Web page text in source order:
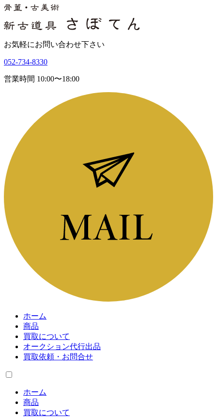
お気軽にお問い合わせ下さい
052-734-8330
営業時間 10:00〜18:00
ホーム
商品
買取について
オークション代行出品
買取依頼・お問合せ
ホーム
商品
買取について